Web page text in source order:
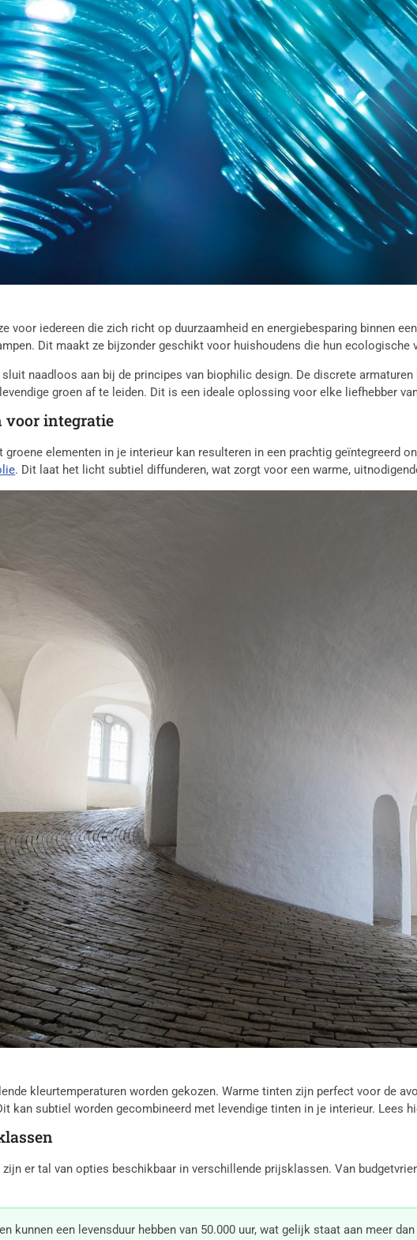
voor iedereen die zich richt op duurzaamheid en energiebesparing binnen
Dit maakt ze bijzonder geschikt voor huishoudens die hun ecologische
naadloos aan bij de principes van biophilic design. De discrete
groen af te leiden. Dit is een ideale oplossing voor elke liefhebber
voor integratie
elementen in je interieur kan resulteren in een prachtig geïntegreerd
. Dit laat het licht subtiel diffunderen, wat zorgt voor een warme,
kleurtemperaturen worden gekozen. Warme tinten zijn perfect voor de
kan subtiel worden gecombineerd met levendige tinten in je interieur. Lees
er tal van opties beschikbaar in verschillende prijsklassen. Van
kunnen een levensduur hebben van 50.000 uur, wat gelijk staat aan meer